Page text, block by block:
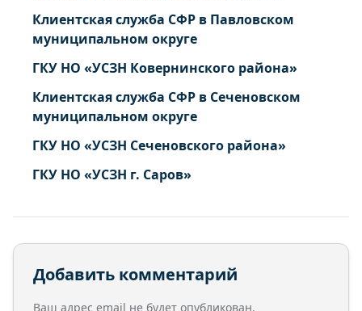
Клиентская служба СФР в Павловском
муниципальном округе
ГКУ НО «УСЗН Ковернинского района»
Клиентская служба СФР в Сеченовском
муниципальном округе
ГКУ НО «УСЗН Сеченовского района»
ГКУ НО «УСЗН г. Саров»
Добавить комментарий
Ваш адрес email не будет опубликован.